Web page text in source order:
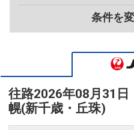
条件を
往路2026年08月31日
幌(新千歳・丘珠)